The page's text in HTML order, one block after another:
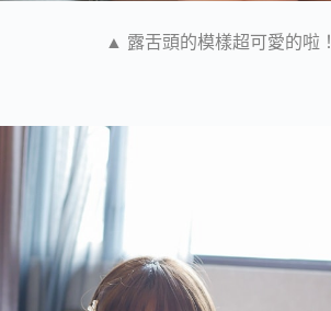
▲ 露舌頭的模樣超可愛的啦！